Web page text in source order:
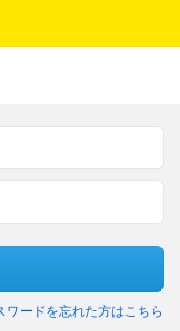
ワードを忘れた方はこちら